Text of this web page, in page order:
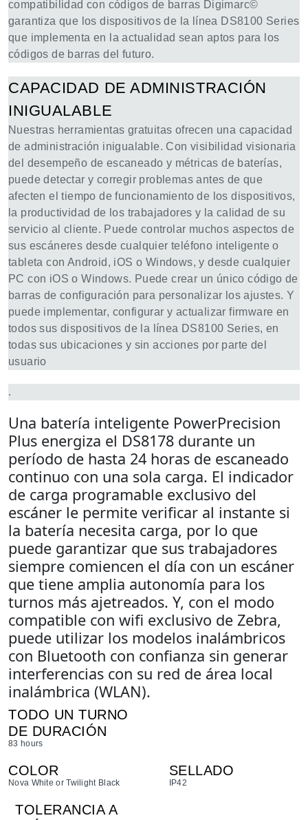
compatibilidad con códigos de barras Digimarc©
garantiza que los dispositivos de la línea DS8100 Series
que implementa en la actualidad sean aptos para los
códigos de barras del futuro.
CAPACIDAD DE ADMINISTRACIÓN
INIGUALABLE
Nuestras herramientas gratuitas ofrecen una capacidad
de administración inigualable. Con visibilidad visionaria
del desempeño de escaneado y métricas de baterías,
puede detectar y corregir problemas antes de que
afecten el tiempo de funcionamiento de los dispositivos,
la productividad de los trabajadores y la calidad de su
servicio al cliente. Puede controlar muchos aspectos de
sus escáneres desde cualquier teléfono inteligente o
tableta con Android, iOS o Windows, y desde cualquier
PC con iOS o Windows. Puede crear un único código de
barras de configuración para personalizar los ajustes. Y
puede implementar, configurar y actualizar firmware en
todos sus dispositivos de la línea DS8100 Series, en
todas sus ubicaciones y sin acciones por parte del
usuario
.
Una batería inteligente PowerPrecision
Plus energiza el DS8178 durante un
período de hasta 24 horas de escaneado
continuo con una sola carga. El indicador
de carga programable exclusivo del
escáner le permite verificar al instante si
la batería necesita carga, por lo que
puede garantizar que sus trabajadores
siempre comiencen el día con un escáner
que tiene amplia autonomía para los
turnos más ajetreados. Y, con el modo
compatible con wifi exclusivo de Zebra,
puede utilizar los modelos inalámbricos
con Bluetooth con confianza sin generar
interferencias con su red de área local
inalámbrica (WLAN).
TODO UN TURNO
DE DURACIÓN
83 hours
COLOR
Nova White or Twilight Black
SELLADO
IP42
TOLERANCIA A